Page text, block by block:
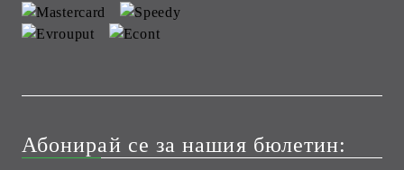
Абонирай се за нашия бюлетин: